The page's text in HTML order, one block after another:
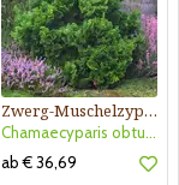
Zwerg-Muschelzypresse
Chamaecyparis obtusa 'Nana Gracilis'
ab € 36,69